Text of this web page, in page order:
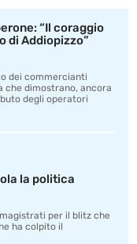
“Il coraggio
di Addiopizzo”
dei commercianti
che dimostrano, ancora
degli operatori
la politica
per il blitz che
ha colpito il